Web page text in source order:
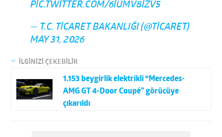
PIC.TWITTER.COM/6IUMV8IZV5
— T.C. TICARET BAKANLIĞI (@TICARET)
MAY 31, 2026
İLGİNİZİ ÇEKEBİLİR
1.153 beygirlik elektrikli “Mercedes-
AMG GT 4-Door Coupé” görücüye
çıkarıldı